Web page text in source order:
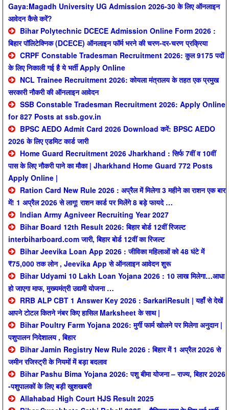
Gaya:Magadh University UG Admission 2026-30 के लिए ऑनलाइन
आवेदन कैसे करें?
Bihar Polytechnic DCECE Admission Online Form 2026 :
बिहार पॉलिटेक्निक (DCECE) ऑनलाइन फॉर्म भरने की चरण-दर-चरण प्रक्रिया
CRPF Constable Tradesman Recruitment 2026: कुल 9175 पदों
के लिए निकाली गई है ये भर्ती Apply Online
NCL Trainee Recruitment 2026: कोयला मंत्रालय के तहत एक प्रमुख
सरकारी नौकरी की ऑनलाइन आवेदन
SSB Constable Tradesman Recruitment 2026: Apply Online
for 827 Posts at ssb.gov.in
BPSC AEDO Admit Card 2026 Download करें: BPSC AEDO
2026 के लिए एडमिट कार्ड जारी
Home Guard Recruitment 2026 Jharkhand : सिर्फ 7वीं व 10वीं
पास के लिए नौकरी पाने का मौका | Jharkhand Home Guard 772 Posts
Apply Online |
Ration Card New Rule 2026 : अप्रैल में मिलेगा 3 महीने का राशन एक बार
में! 1 अप्रैल 2026 से लागू! राशन कार्ड पर मिलेंगे 8 बड़े फायदे …
Indian Army Agniveer Recruiting Year 2027
Bihar Board 12th Result 2026: बिहार बोर्ड 12वीं रिजल्ट
interbiharboard.com जारी, बिहार बोर्ड 12वीं का रिजल्ट
Bihar Jeevika Loan App 2026 : जीविका महिलाओं को 48 घंटे में
₹75,000 तक लोन , Jeevika App से ऑनलाइन आवेदन शुरू
Bihar Udyami 10 Lakh Loan Yojana 2026 : 10 लाख मिलेगा…आधा
हो जाएगा माफ, मुख्यमंत्री उद्यमी योजना …
RRB ALP CBT 1 Answer Key 2026 : SarkariResult | यहाँ से देखें
आपने टोटल कितने नंबर किए हासिल Marksheet के साथ |
Bihar Poultry Farm Yojana 2026: मुर्गी फार्म खोलने पर मिलेगा अनुदान |
पशुपालन निदेशालय , बिहार
Bihar Jamin Registry New Rule 2026 : बिहार में 1 अप्रैल 2026 से
जमीन रजिस्ट्री के नियमों में बड़ा बदलाव
Bihar Pashu Bima Yojana 2026: पशु बीमा योजना – राज्य, बिहार 2026
-पशुपालकों के लिए बड़ी खुशखबरी
Allahabad High Court HJS Result 2025